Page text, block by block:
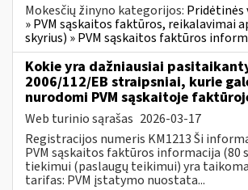
Mokesčių žinyno kategorijos: Pridėtinės
» PVM sąskaitos faktūros, reikalavimai
skyrius) » PVM sąskaitos faktūros
Kokie yra dažniausiai
2006/112/EB straipsniai, kurie
nurodomi PVM sąskaitoje
Web turinio sąrašas 2026-03-17
Registracijos numeris KM1213 Ši
PVM sąskaitos faktūros informacija (80
tiekimui (paslaugų teikimui) yra
tarifas: PVM įstatymo nuostata...